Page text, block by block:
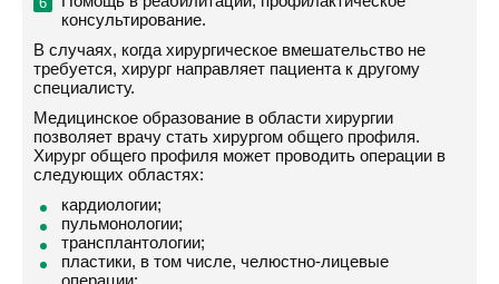
консультирование.
В случаях, когда хирургическое вмешательство не
требуется, хирург направляет пациента к другому
специалисту.
Медицинское образование в области хирургии
позволяет врачу стать хирургом общего профиля.
Хирург общего профиля может проводить операции в
следующих областях:
кардиологии;
пульмонологии;
трансплантологии;
пластики, в том числе, челюстно-лицевые
операции;